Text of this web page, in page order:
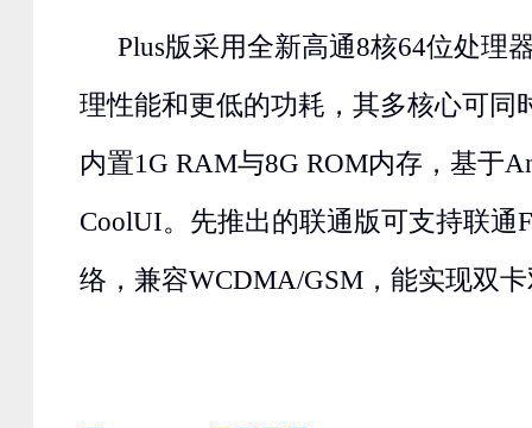
Plus版采用全新高通8核64位处理
理性能和更低的功耗，其多核心可同
内置1G RAM与8G ROM内存，基于
CoolUI。先推出的联通版可支持联通
络，兼容WCDMA/GSM，能实现双